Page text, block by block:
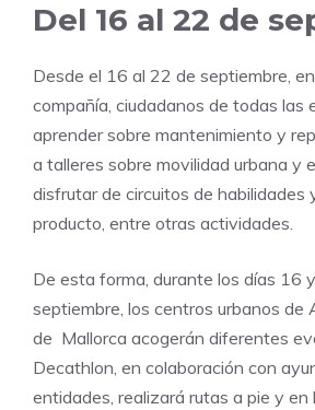
Del 16 al 22 de
Desde el 16 al 22 de septiembre,
compañía, ciudadanos de todas las
aprender sobre mantenimiento y
a talleres sobre movilidad urbana y
disfrutar de circuitos de habilidades
producto, entre otras actividades.
De esta forma, durante los días 16
septiembre, los centros urbanos de
de Mallorca acogerán diferentes
Decathlon, en colaboración con
entidades, realizará rutas a pie y en